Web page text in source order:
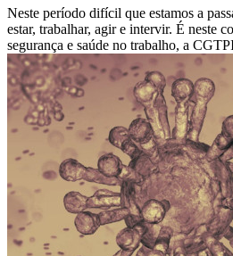
Neste período difícil que estamos a
estar, trabalhar, agir e intervir. É neste
segurança e saúde no trabalho, a